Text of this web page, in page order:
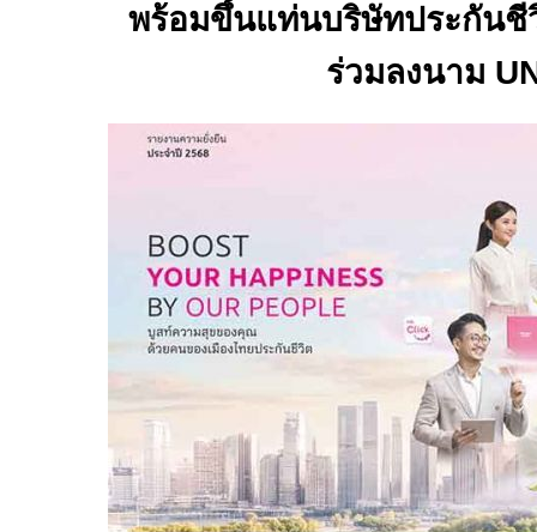
พร้อมขึ้นแท่นบริษัทประกันชี
ร่วมลงนาม